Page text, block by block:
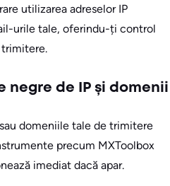
utilizarea adreselor IP
urile tale, oferindu-ți control
negre de IP și domenii
domeniile tale de trimitere
precum MXToolbox
imediat dacă apar.